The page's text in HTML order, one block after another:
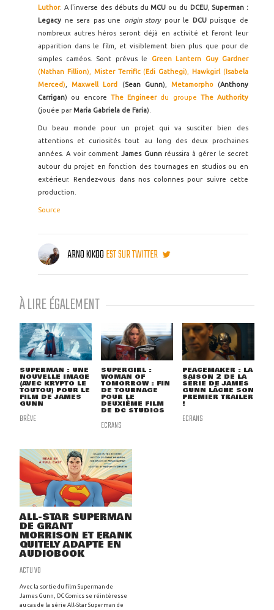
Luthor. A l'inverse des débuts duMCU ou du DCEU, Superman :
Legacy ne sera pas une origin story pour le DCUpuisque de
nombreux autres héros seront déjà en activité et feront leur
apparition dans le film, et visiblement bien plus que pour de
simples caméos. Sont prévus le Green Lantern Guy Gardner
(Nathan Fillion), Mister Terrific(Edi Gathegi), Hawkgirl( Isabela
Merced) ,Maxwell Lord (Sean Gunn), Metamorpho (Anthony
Carrigan) ou encore The Engineer du groupe The Authority
(jouée parMaria Gabriela de Faria).
Du beau monde pour un projet qui va susciter bien des
attentions et curiosités tout au long des deux prochaines
années. A voir commentJames Gunn réussira à gérer le secret
autour du projet en fonction des tournages en studios ou en
extérieur. Rendez-vous dans nos colonnes pour suivre cette
production.
Source
ARNO KIKOOEST SUR TWITTER
À LIRE ÉGALEMENT
SUPERMAN : UNE
NOUVELLE IMAGE
(AVEC KRYPTO LE
TOUTOU) POUR LE
FILM DE JAMES
GUNN
BRÈVE
SUPERGIRL :
WOMAN OF
TOMORROW : FIN
DE TOURNAGE
POUR LE
DEUXIÈME FILM
DE DC STUDIOS
ECRANS
PEACEMAKER : LA
SAISON 2 DE LA
SÉRIE DE JAMES
GUNN LÂCHE SON
PREMIER TRAILER
!
ECRANS
ALL-STAR SUPERMAN
DE GRANT
MORRISON ET FRANK
QUITELY ADAPTÉ EN
AUDIOBOOK
ACTU VO
Avec la sortie du film Superman de
James Gunn, DC Comics se réintéresse
au cas de la série All-Star Superman de